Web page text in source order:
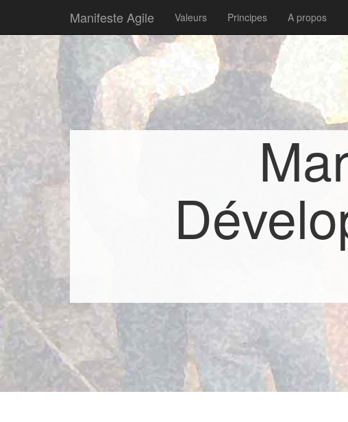
Manifeste Agile Valeurs Principes A propos